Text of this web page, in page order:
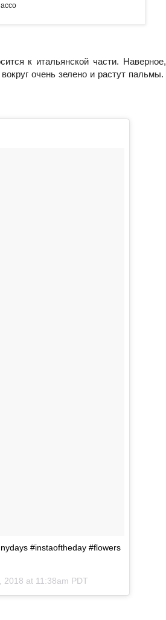
к итальянской части. Наверное,
очень зелено и растут пальмы.
#instaoftheday #flowers
2018 at 11:38am PDT